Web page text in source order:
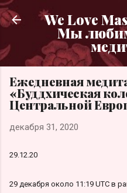
К
We Love
Мы
Ежедневная
«Буддхическая
Центральной
декабря 31, 2020
29.12.20
29 декабря около 11:19 UTC в